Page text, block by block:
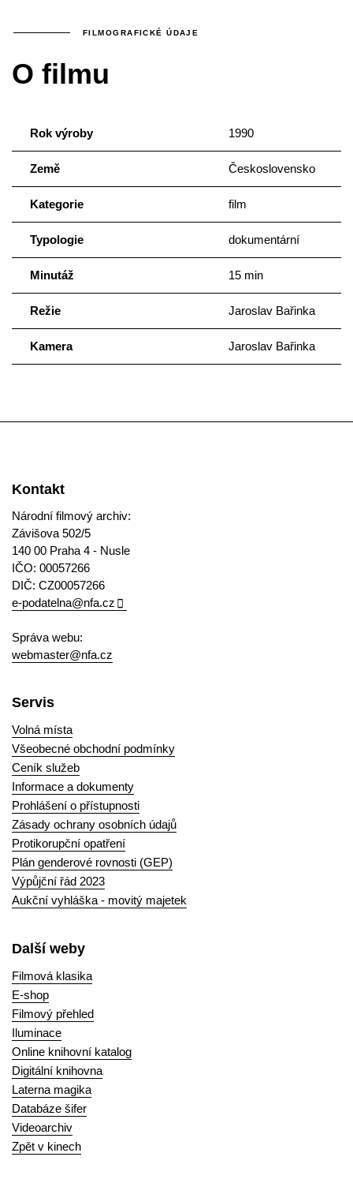
FILMOGRAFICKÉ ÚDAJE
O filmu
Rok výroby 1990
Země Československo
Kategorie film
Typologie dokumentární
Minutáž 15 min
Režie Jaroslav Bařinka
Kamera Jaroslav Bařinka
Kontakt
Národní filmový archiv:
Závišova 502/5
140 00 Praha 4 - Nusle
IČO: 00057266
DIČ: CZ00057266
e-podatelna@nfa.cz
Správa webu:
webmaster@nfa.cz
Servis
Volná místa
Všeobecné obchodní podmínky
Ceník služeb
Informace a dokumenty
Prohlášení o přístupnosti
Zásady ochrany osobních údajů
Protikorupční opatření
Plán genderové rovnosti (GEP)
Výpůjční řád 2023
Aukční vyhláška - movitý majetek
Další weby
Filmová klasika
E-shop
Filmový přehled
Iluminace
Online knihovní katalog
Digitální knihovna
Laterna magika
Databáze šifer
Videoarchiv
Zpět v kinech